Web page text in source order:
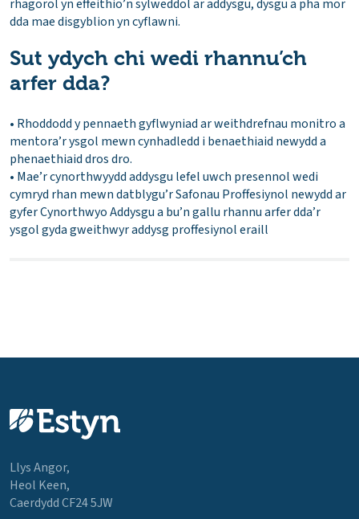
rhagorol yn effeithio’n sylweddol ar addysgu, dysgu a pha mor
dda mae disgyblion yn cyflawni.
Sut ydych chi wedi rhannu’ch
arfer dda?
• Rhoddodd y pennaeth gyflwyniad ar weithdrefnau monitro a
mentora’r ysgol mewn cynhadledd i benaethiaid newydd a
phenaethiaid dros dro.
• Mae’r cynorthwyydd addysgu lefel uwch presennol wedi
cymryd rhan mewn datblygu’r Safonau Proffesiynol newydd ar
gyfer Cynorthwyo Addysgu a bu’n gallu rhannu arfer dda’r
ysgol gyda gweithwyr addysg proffesiynol eraill
Llys Angor,
Heol Keen,
Caerdydd CF24 5JW